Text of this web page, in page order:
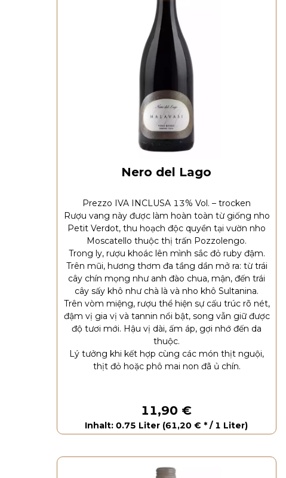
Nero del Lago
Prezzo IVA INCLUSA 13% Vol. – trocken
Rượu vang này được làm hoàn toàn từ giống nho
Petit Verdot, thu hoạch độc quyền tại vườn nho
Moscatello thuộc thị trấn Pozzolengo.
Trong ly, rượu khoác lên mình sắc đỏ ruby đậm.
Trên mũi, hương thơm đa tầng dần mở ra: từ trái
cây chín mọng như anh đào chua, mận, đến trái
cây sấy khô như chà là và nho khô Sultanina.
Trên vòm miệng, rượu thể hiện sự cấu trúc rõ nét,
đậm vị gia vị và tannin nổi bật, song vẫn giữ được
độ tươi mới. Hậu vị dài, ấm áp, gợi nhớ đến da
thuộc.
Lý tưởng khi kết hợp cùng các món thịt nguội,
thịt đỏ hoặc phô mai non đã ủ chín.
11,90 €
Inhalt: 0.75 Liter (61,20 € * / 1 Liter)